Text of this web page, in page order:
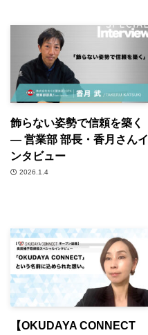
飾らない姿勢で信頼を築く
― 営業部 部長・香月さんイ
ンタビュー
2026.1.4
【OKUDAYA CONNECT